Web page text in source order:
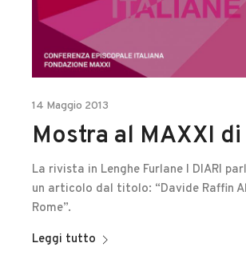
14 Maggio 2013
Mostra al MAXXI di
La rivista in Lenghe Furlane I DIARI
un articolo dal titolo: “Davide Raffin
Rome”.
Leggi tutto